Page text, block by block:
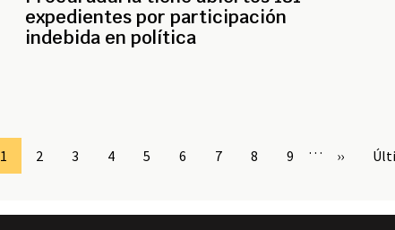
expedientes por participación
indebida en política
Page
1 Page
2 Page
3 Page
4 Page
5 Page
6 Page
7 Page
8 Page
9 …
Siguiente
››